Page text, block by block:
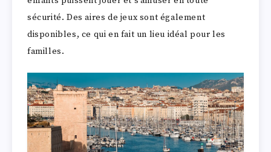
sécurité. Des aires de jeux sont également
disponibles, ce qui en fait un lieu idéal pour les
familles.